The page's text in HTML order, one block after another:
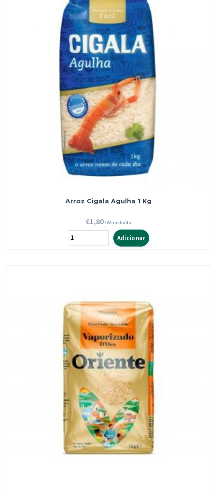
Carolino
Extra
Longo
1
Kg
Arroz Cigala Agulha 1 Kg
€1,80 IVA incluído
Quantidade
de
1
Kg
Adicionar